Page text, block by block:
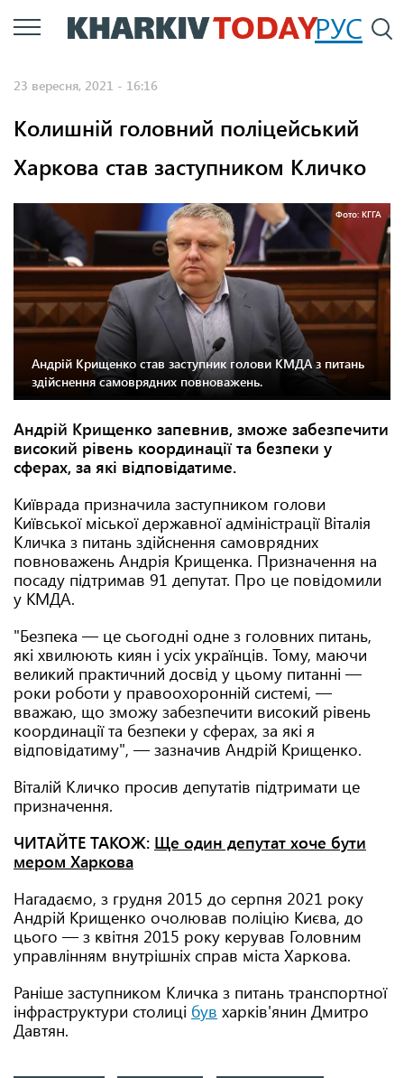
Перейти
до
РУС
23 вересня, 2021 - 16:16
Колишній головний поліцейський
Харкова став заступником Кличко
Фото: КГГА
Андрій Крищенко став заступник голови КМДА з питань
здійснення самоврядних повноважень.
Андрій Крищенко запевнив, зможе забезпечити
високий рівень координації та безпеки у
сферах, за які відповідатиме.
Київрада призначила заступником голови
Київської міської державної адміністрації Віталія
Кличка з питань здійснення самоврядних
повноважень Андрія Крищенка. Призначення на
посаду підтримав 91 депутат. Про це повідомили
у КМДА.
"Безпека — це сьогодні одне з головних питань,
які хвилюють киян і усіх українців. Тому, маючи
великий практичний досвід у цьому питанні —
роки роботи у правоохоронній системі, —
вважаю, що зможу забезпечити високий рівень
координації та безпеки у сферах, за які я
відповідатиму", — зазначив Андрій Крищенко.
Віталій Кличко просив депутатів підтримати це
призначення.
ЧИТАЙТЕ ТАКОЖ: Ще один депутат хоче бути
мером Харкова
Нагадаємо, з грудня 2015 до серпня 2021 року
Андрій Крищенко очолював поліцію Києва, до
цього — з квітня 2015 року керував Головним
управлінням внутрішніх справ міста Харкова.
Раніше заступником Кличка з питань транспортної
інфраструктури столиці був харків'янин Дмитро
Давтян.